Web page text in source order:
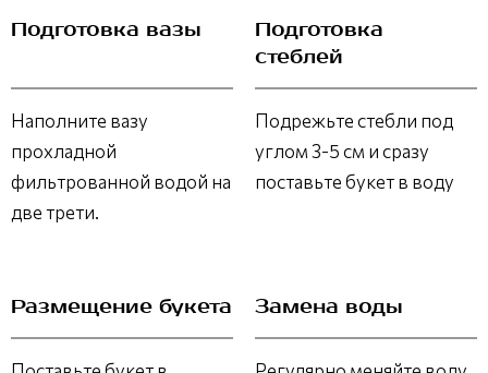
Подготовка вазы
Наполните вазу
прохладной
фильтрованной водой на
две трети.
Подготовка
стеблей
Подрежьте стебли под
углом 3-5 см и сразу
поставьте букет в воду
Размещение букета Замена воды